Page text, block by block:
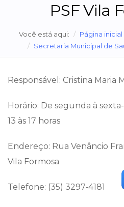
PSF Vila
Você está aqui: Página inicial
Secretaria Municipal de
Responsável: Cristina Maria
Horário: De segunda à sexta-
13 às 17 horas
Endereço: Rua Venâncio
Vila Formosa
Telefone: (35) 3297-4181